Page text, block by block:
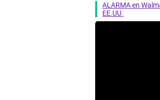
ALARMA en
EE.UU.